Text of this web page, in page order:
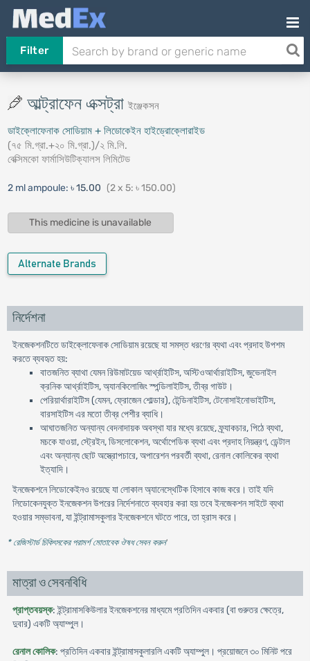
Filter
আল্ট্রাফেন এক্সট্রা ইঞ্জেকসন
ডাইক্লোফেনাক সোডিয়াম + লিডোকেইন হাইড্রোক্লোরাইড
(৭৫ মি.গ্রা.+২০ মি.গ্রা.)/২ মি.লি.
বেক্সিমকো ফার্মাসিউটিক্যালস লিমিটেড
2 ml ampoule: ৳ 15.00 (2 x 5: ৳ 150.00)
This medicine is unavailable
Alternate Brands
নির্দেশনা
ইনজেকশনটিতে ডাইক্লোফেনাক সোডিয়াম রয়েছে যা সমস্ত ধরণের ব্যথা এবং প্রদাহ উপশম
করতে ব্যবহৃত হয়:
বাতজনিত ব্যাথা যেমন রিউমাটয়েড আর্থ্রাইটিস, অস্টিওআর্থারাইটিস, জুভেনাইল
ক্রনিক আর্থ্রাইটিস, অ্যানকিলোজিং স্পন্ডিলাইটিস, তীব্র গাউট।
পেরিয়ার্থারাইটিস (যেমন, ফ্রোজেন শোল্ডার), টেন্ডিনাইটিস, টেনোসাইনোভাইটিস,
বারসাইটিস এর মতো তীব্র পেশীর ব্যাধি।
আঘাতজনিত অন্যান্য বেদনাদায়ক অবস্থা যার মধ্যে রয়েছে, ফ্র্যাকচার, পিঠে ব্যথা,
মচকে যাওয়া, স্ট্রেইন, ডিসলোকেশন, অর্থোপেডিক ব্যথা এবং প্রদাহ নিয়ন্ত্রণ, ডেন্টাল
এবং অন্যান্য ছোট অস্ত্রোপচারে, অপারেশন পরবর্তী ব্যথা, রেনাল কোলিকের ব্যথা
ইত্যাদি।
ইনজেকশনে লিডোকেইনও রয়েছে যা লোকাল অ্যানেস্থেটিক হিসাবে কাজ করে। তাই যদি
লিডোকেনযুক্ত ইনজেকশন উপরের নির্দেশনাতে ব্যবহার করা হয় তবে ইনজেকশন সাইটে ব্যথা
হওয়ার সম্ভাবনা, যা ইন্ট্রামাসকুলার ইনজেকশনে ঘটতে পারে, তা হ্রাস করে।
* রেজিস্টার্ড চিকিৎসকের পরামর্শ মোতাবেক ঔষধ সেবন করুন'
মাত্রা ও সেবনবিধি
প্রাপ্তবয়স্ক: ইন্ট্রামাসকিউলার ইনজেকশনের মাধ্যমে প্রতিদিন একবার (বা গুরুতর ক্ষেত্রে,
দুবার) একটি অ্যাম্পুল।
রেনাল কোলিক: প্রতিদিন একবার ইন্ট্রামাসকুলারলি একটি অ্যাম্পুল। প্রয়োজনে ৩০ মিনিট পরে